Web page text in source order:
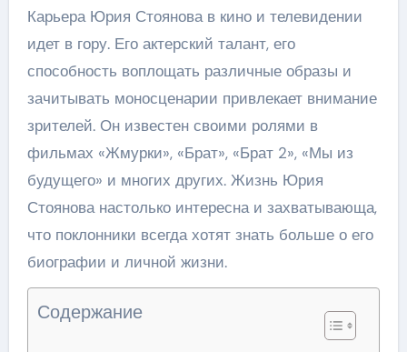
Карьера Юрия Стоянова в кино и телевидении
идет в гору. Его актерский талант, его
способность воплощать различные образы и
зачитывать моносценарии привлекает внимание
зрителей. Он известен своими ролями в
фильмах «Жмурки», «Брат», «Брат 2», «Мы из
будущего» и многих других. Жизнь Юрия
Стоянова настолько интересна и захватывающа,
что поклонники всегда хотят знать больше о его
биографии и личной жизни.
Содержание